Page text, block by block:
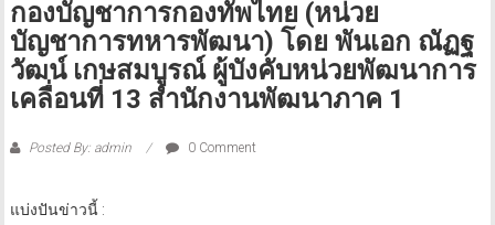
กองบัญชาการกองทัพไทย (หน่วย
บัญชาการทหารพัฒนา) โดย พันเอก ณัฏฐ
วัฒน์ เกษสมบูรณ์ ผู้บังคับหน่วยพัฒนาการ
เคลื่อนที่ 13 สำนักงานพัฒนาภาค 1
Posted By: admin 0 Comment
แบ่งปันข่าวนี้ :